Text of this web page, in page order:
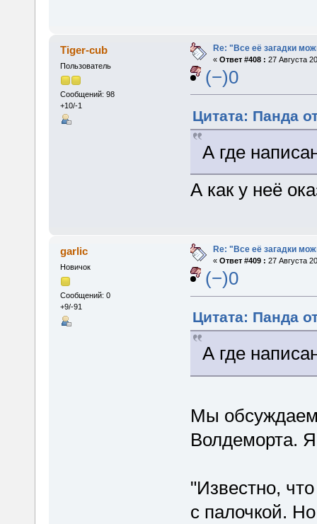
Tiger-cub
Пользователь
Сообщений: 98
+10/-1
Re: "Все её загадки
« Ответ #408 : 27 Августа
(−)0
Цитата: Панда
А где
А как у неё
garlic
Новичок
Сообщений: 0
+9/-91
Re: "Все её загадки
« Ответ #409 : 27 Августа
(−)0
Цитата: Панда
А где
Мы
Волдеморта.
"Известно,
с палочкой.